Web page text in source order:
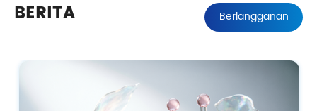
BERITA Berlangganan